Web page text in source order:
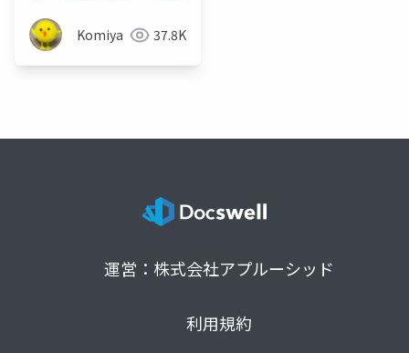
Komiya 37.8K
運営：株式会社アプルーシッド
利用規約